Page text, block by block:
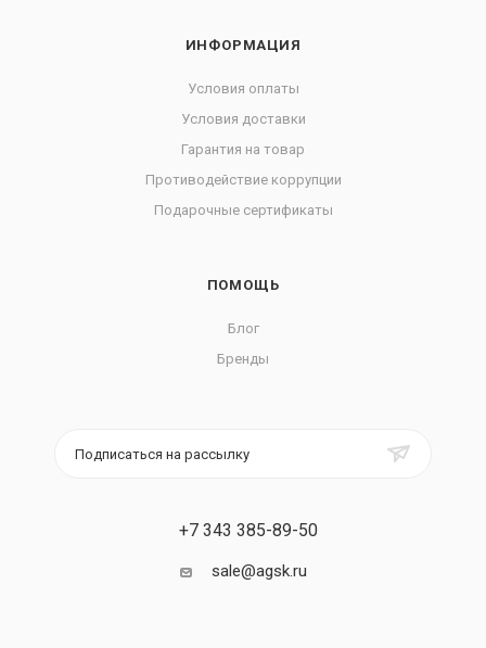
ИНФОРМАЦИЯ
Условия оплаты
Условия доставки
Гарантия на товар
Противодействие коррупции
Подарочные сертификаты
ПОМОЩЬ
Блог
Бренды
Подписаться на рассылку
+7 343 385-89-50
sale@agsk.ru